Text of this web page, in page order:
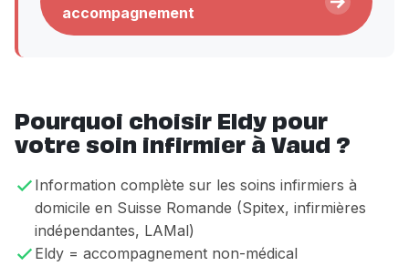
accompagnement
Pourquoi choisir Eldy pour
votre soin infirmier à Vaud ?
Information complète sur les soins infirmiers à
domicile en Suisse Romande (Spitex, infirmières
indépendantes, LAMal)
Eldy = accompagnement non-médical